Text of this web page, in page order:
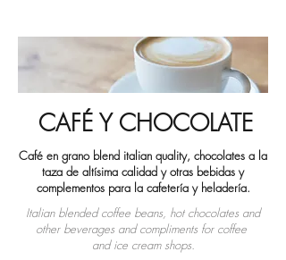
CAFÉ Y CHOCOLATE
Café en grano blend italian quality, chocolates a la
taza de altísima calidad y otras bebidas y
complementos para la cafetería y heladería.
Italian blended coffee beans, hot chocolates and
other beverages and compliments for coffee
and ice cream shops.